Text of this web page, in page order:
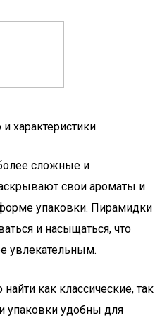
характеристики
сложные и
свои ароматы и
упаковки. Пирамидки
и насыщаться, что
увлекательным.
как классические, так
упаковки удобны для